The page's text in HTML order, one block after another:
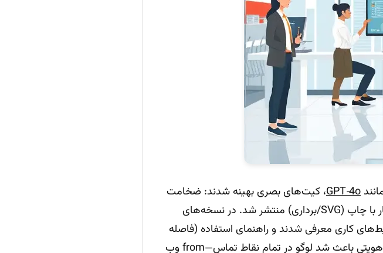
GPT‑4o، کیت‌های بصری بهینه شدند: ضخامت
خطوط کمی یکنواخت‌تر، نسبت‌ها دقیق‌تر و نسخه‌های سازگار با چاپ (SVG/برداری) منتشر شد. در نسخه‌های
کاری معرفی شدند و راهنمای استفاده (فاصله
ایمن، حداقل اندازه و پس‌زمینه مجاز) کامل‌تر شد. این ثبات هویتی باعث شد لوگو در تمام نقاط تماس—from وب